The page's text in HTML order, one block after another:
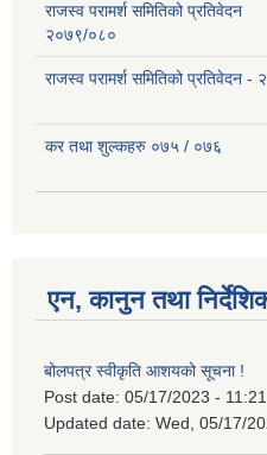
राजस्व परामर्श समितिको प्रतिवेदन
२०७९/०८०
राजस्व परामर्श समितिको प्रतिवेदन -
कर तथा शुल्कहरु ०७५ / ०७६
एन, कानुन तथा
बोलपत्र स्वीकृति आशयको सूचना !
Post date: 05/17/2023 - 11:21
Updated date: Wed, 05/17/